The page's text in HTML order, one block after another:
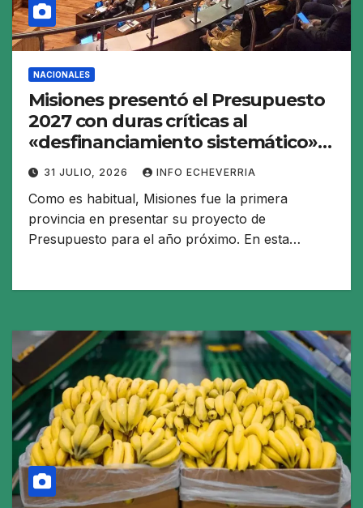
NACIONALES
Misiones presentó el Presupuesto
2027 con duras críticas al
«desfinanciamiento sistemático»
de Nación
31 JULIO, 2026 INFO ECHEVERRIA
Como es habitual, Misiones fue la primera
provincia en presentar su proyecto de
Presupuesto para el año próximo. En esta…